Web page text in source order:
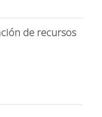
de recursos